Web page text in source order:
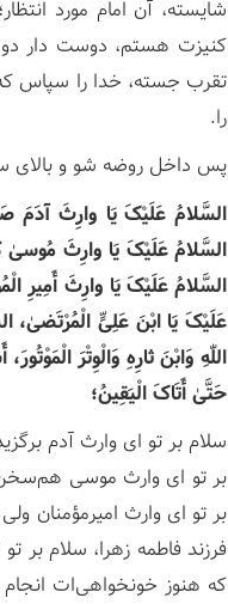
شایسته، آن امام مورد
کنیزت هستم، دوست دار
تقرب جسته، خدا را سپاس
را.
پس داخل روضه شو و بالای
السَّلامُ عَلَیْکَ یَا وارِثَ آدَمَ
السَّلامُ عَلَیْکَ یَا وارِثَ مُوسیٰ
السَّلامُ عَلَیْکَ یَا وارِثَ أَمِیرِ
عَلَیْکَ یَا ابْنَ عَلِیٍّ الْمُرْتَضیٰ،
اللّٰهِ وَابْنَ ثارِهِ وَالْوِتْرَ
حَتَّیٰ أَتَاکَ الْیَقِینُ؛
سلام بر تو ای وارث آدم
بر تو ای وارث موسی
بر تو ای وارث امیرمؤمنان
فرزند فاطمه زهرا، سلام
که هنوز خونخواهی‌ات انجام